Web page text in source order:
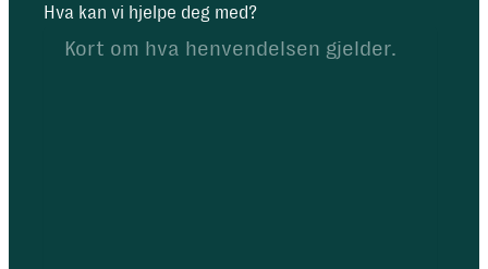
Hva kan vi hjelpe deg med?